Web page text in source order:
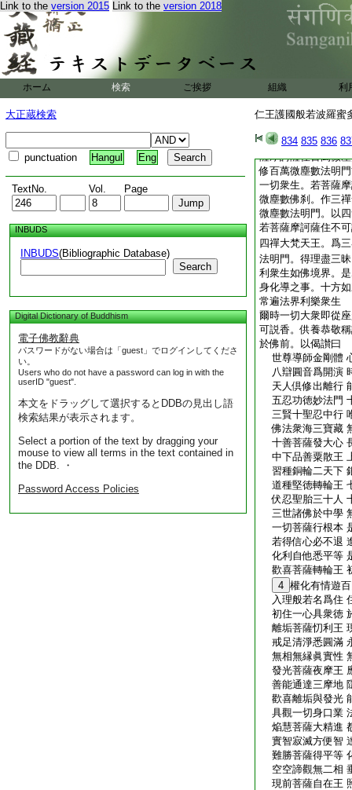
Link to the version 2015 Link to the version 2018
ホーム 検索 ご挨拶 組織 利
大正蔵検索
punctuation Hangul Eng
TextNo. Vol. Page
INBUDS
INBUDS(Bibliographic Database)
Search
Digital Dictionary of Buddhism
電子佛教辭典
パスワードがない場合は「guest」でログインしてくださ
い。
Users who do not have a password can log in with the
userID "guest".
本文をドラッグして選択するとDDBの見出し語
検索結果が表示されます。
Select a portion of the text by dragging your
mouse to view all terms in the text contained in
the DDB. ・
Password Access Policies
仁王護國般若波羅蜜
834 835 836
摩訶薩住萬佛刹。
依四禪定化一切衆
佛刹。作覩史多天
切衆生。若菩薩摩
自在天王。修千億
切衆生
萬億法明門。方便
薩摩訶薩住百萬微
修百萬微塵數法明
一切衆生。若菩薩
微塵數佛刹。作三
微塵數法明門。以
若菩薩摩訶薩住不
四禪大梵天王。爲
法明門。得理盡三
利衆生如佛境界。
身化導之事。十方
常遍法界利樂衆生
爾時一切大衆即從
可説香。供養恭敬
於佛前。以偈讃曰
世尊導師金剛體
八辯圓音爲開演
天人倶修出離行
五忍功徳妙法門
三賢十聖忍中行
佛法衆海三寶藏
十善菩薩發大心
中下品善粟散王
習種銅輪二天下
道種堅徳轉輪王
伏忍聖胎三十人
三世諸佛於中學
一切菩薩行根本
若得信心必不退
化利自他悉平等
歡喜菩薩轉輪王
4 權化有情遊
入理般若名爲住
初住一心具衆徳
離垢菩薩忉利王
戒足清淨悉圓滿
無相無縁眞實性
發光菩薩夜摩王
善能通達三摩地
歡喜離垢與發光
具觀一切身口業
焔慧菩薩大精進
實智寂滅方便智
難勝菩薩得平等
空空諦觀無二相
現前菩薩自在王